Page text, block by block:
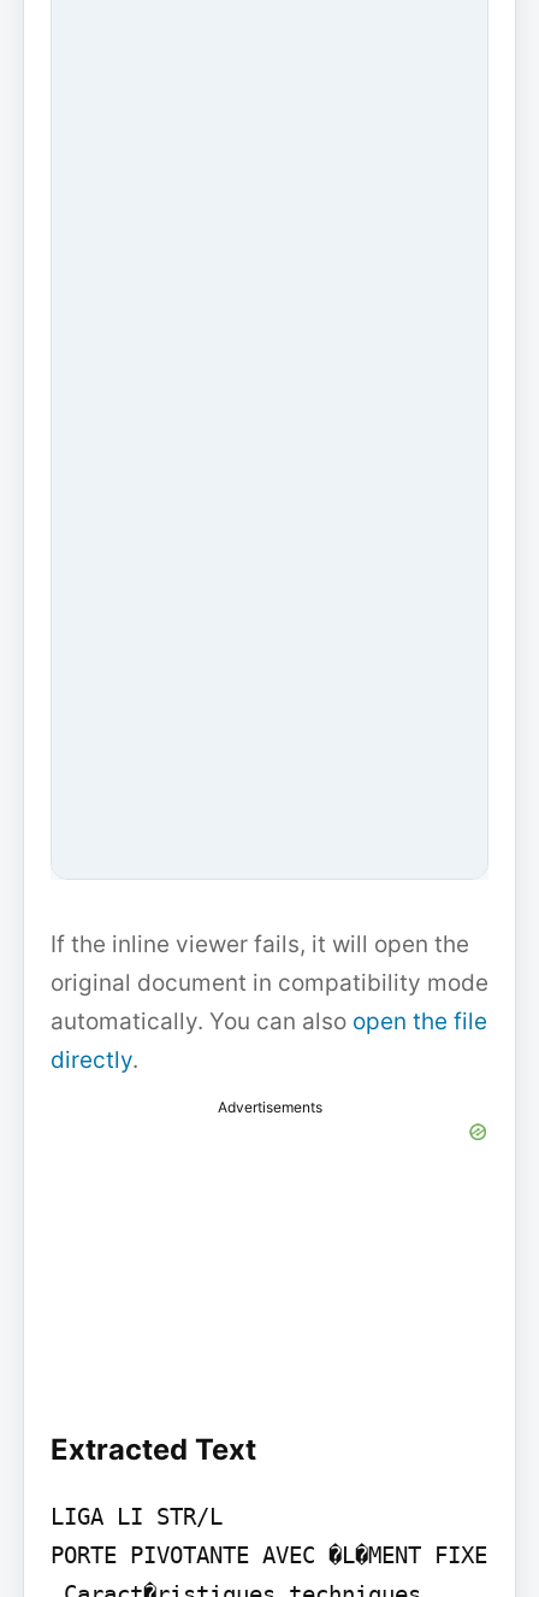
If the inline viewer fails, it will open the
original document in compatibility mode
automatically. You can also open the file
directly.
Advertisements
Extracted Text
LIGA LI STR/L
PORTE PIVOTANTE AVEC �L�MENT FIXE